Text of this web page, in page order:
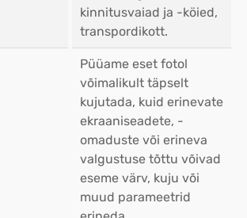
kinnitusvaiad ja -köied,
transpordikott.
Püüame eset fotol
võimalikult täpselt
kujutada, kuid erinevate
ekraaniseadete, -
omaduste või erineva
valgustuse tõttu võivad
eseme värv, kuju või
muud parameetrid